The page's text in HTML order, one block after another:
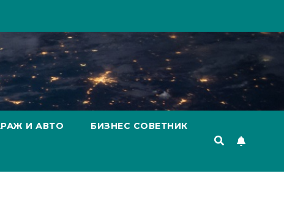
И АВТО БИЗНЕС СОВЕТНИК